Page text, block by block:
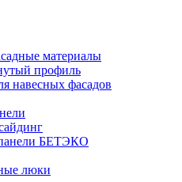
материалы
профиль
навесных фасадов
БЕТЭКО
люки